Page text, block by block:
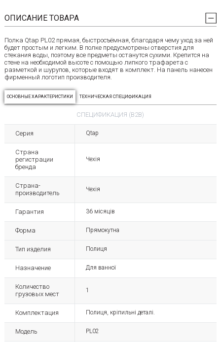
ОПИСАНИЕ ТОВАРА
Полка Qtap PL02 прямая, быстросъёмная, благодаря чему уход за ней
будет простым и легким. В полке предусмотрены отверстия для
стекания воды, поэтому все предметы останутся сухими. Крепится на
стене на необходимой высоте с помощью липкого трафарета с
разметкой и шурупов, которые входят в комплект. На панель нанесен
фирменный логотип производителя.
ОСНОВНЫЕ ХАРАКТЕРИСТИКИ ТЕХНИЧЕСКАЯ СПЕЦИФИКАЦИЯ
СПЕЦИФИКАЦИЯ (B2B)
Серия Qtap
Страна
регистрации
бренда
Чехія
Страна-
производитель
Чехія
Гарантия 36 місяців
Форма Прямокутна
Тип изделия Полиця
Назначение Для ванної
Количество
грузовых мест
1
Комплектация Полиця, кріпильні деталі.
Модель PL02